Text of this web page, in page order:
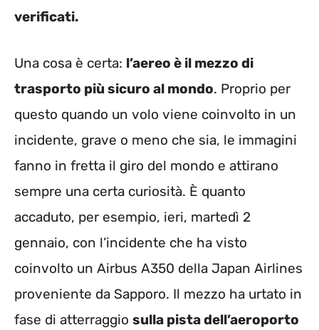
verificati.
Una cosa è certa: l’aereo è il mezzo di
trasporto più sicuro al mondo. Proprio per
questo quando un volo viene coinvolto in un
incidente, grave o meno che sia, le immagini
fanno in fretta il giro del mondo e attirano
sempre una certa curiosità. È quanto
accaduto, per esempio, ieri, martedì 2
gennaio, con l’incidente che ha visto
coinvolto un Airbus A350 della Japan Airlines
proveniente da Sapporo. Il mezzo ha urtato in
fase di atterraggio sulla pista dell’aeroporto